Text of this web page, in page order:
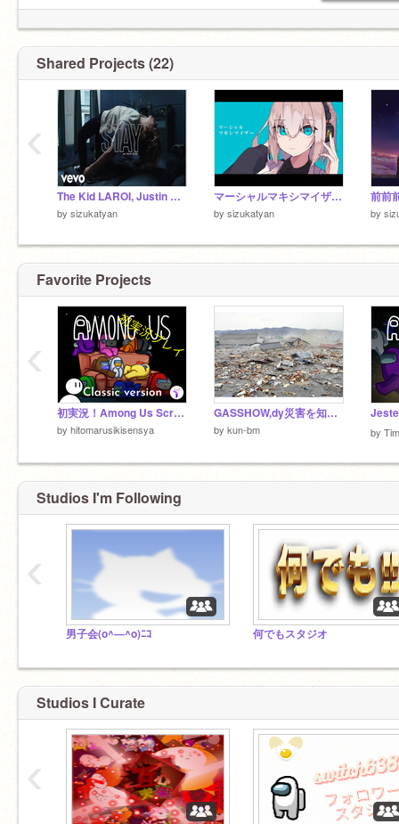
Shared Projects (22)
The Kid LAROI, Justin Bieber - STAY【神曲】
by sizukatyan
マーシャルマキシマイザー remix
by sizukatyan
前前
by
‹
Favorite Projects
初実況！Among Us Scratch実況〈拡散希望〉
by hitomarusikisensya
GASSHOW,dy災害を知らない子供たち
by kun-bm by
‹
Studios I'm Following
男子会(o^―^o)ﾆｺ 何でもスタジオ
‹
Studios I Curate
‹